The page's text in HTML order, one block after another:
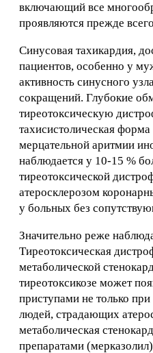
включающий все
проявляются прежде
Синусовая тахикардия,
пациентов, особенно у
активность синусного
сокращений. Глубокие
тиреотоксическую
тахисистолическая
мерцательной аритмии
наблюдается у 10-15 %
тиреотоксической
атеросклерозом
у больных без
Значительно реже
Тиреотоксическая
метаболической
тиреотоксикозе может
приступами не только
людей, страдающих
метаболическая
препаратами